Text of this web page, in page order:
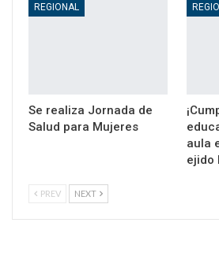
REGIONAL
Se realiza Jornada de
Salud para Mujeres
aula
ejido
PREV NEXT